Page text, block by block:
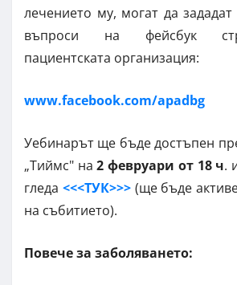
лечението му, могат да
въпроси на фейсбук
пациентската организация:
www.facebook.com/apadbg
Уебинарът ще бъде достъпен
„Тиймс" на2 февруари от 18 ч.
гледа <<<ТУК>>>(ще бъде
на събитието).
Повече за заболяването: